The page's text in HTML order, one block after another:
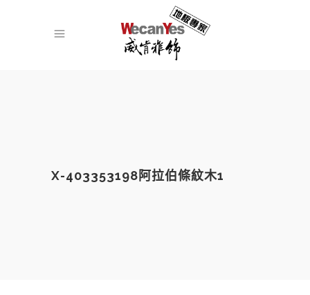
X-403353198阿拉伯條紋木1